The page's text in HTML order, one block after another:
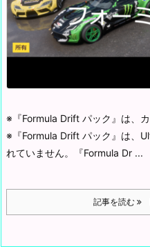
※『Formula Drift パック』は、
※『Formula Drift パック』は、
れていません。
『Formula Dr ...
記事を読む